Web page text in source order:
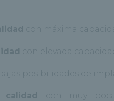
con máxima
con elevada
posibilidades de
calidad
con muy